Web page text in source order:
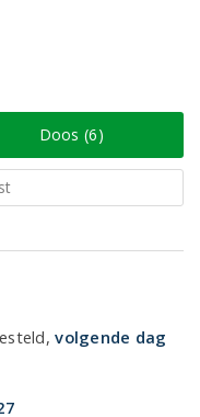
Doos (6)
volgende dag